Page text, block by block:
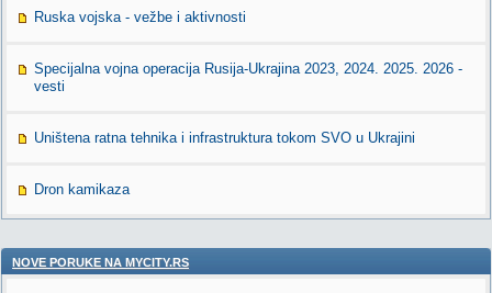
Ruska vojska - vežbe i aktivnosti
Specijalna vojna operacija Rusija-Ukrajina 2023, 2024. 2025. 2026 -
vesti
Uništena ratna tehnika i infrastruktura tokom SVO u Ukrajini
Dron kamikaza
NOVE PORUKE NA MYCITY.RS